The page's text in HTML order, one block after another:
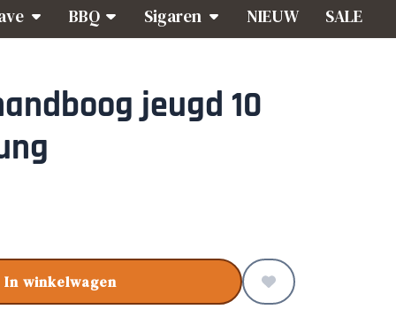
BBQ Sigaren NIEUW SALE
jeugd 10
In winkelwagen